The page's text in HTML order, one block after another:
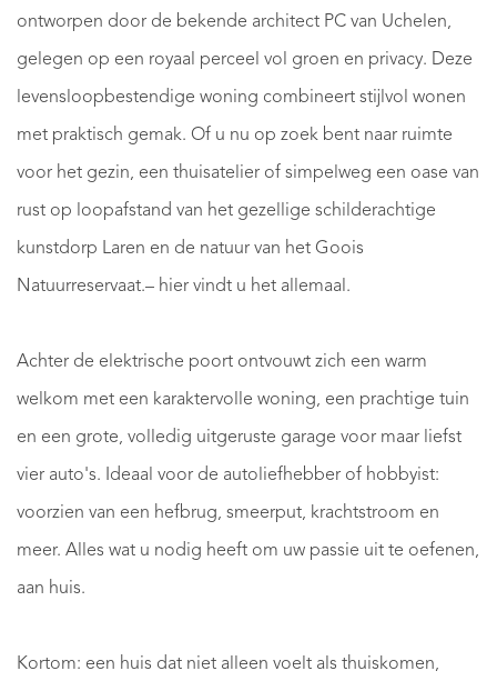
ontworpen door de bekende architect PC van Uchelen,
gelegen op een royaal perceel vol groen en privacy. Deze
levensloopbestendige woning combineert stijlvol wonen
met praktisch gemak. Of u nu op zoek bent naar ruimte
voor het gezin, een thuisatelier of simpelweg een oase van
rust op loopafstand van het gezellige schilderachtige
kunstdorp Laren en de natuur van het Goois
Natuurreservaat.– hier vindt u het allemaal.
Achter de elektrische poort ontvouwt zich een warm
welkom met een karaktervolle woning, een prachtige tuin
en een grote, volledig uitgeruste garage voor maar liefst
vier auto's. Ideaal voor de autoliefhebber of hobbyist:
voorzien van een hefbrug, smeerput, krachtstroom en
meer. Alles wat u nodig heeft om uw passie uit te oefenen,
aan huis.
Kortom: een huis dat niet alleen voelt als thuiskomen,